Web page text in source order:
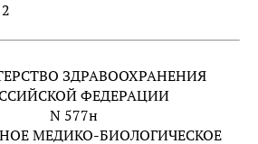
ЗДРАВООХРАНЕНИЯ
ФЕДЕРАЦИИ
N 577н
МЕДИКО-БИОЛОГИЧЕСКОЕ